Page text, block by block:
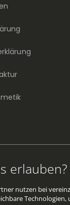
erlauben?
nutzen bei
YouTube
(öffnet